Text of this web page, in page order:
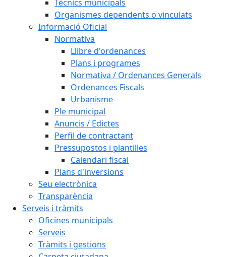
Tècnics municipals
Organismes dependents o vinculats
Informació Oficial
Normativa
Llibre d'ordenances
Plans i programes
Normativa / Ordenances Generals
Ordenances Fiscals
Urbanisme
Ple municipal
Anuncis / Edictes
Perfil de contractant
Pressupostos i plantilles
Calendari fiscal
Plans d'inversions
Seu electrònica
Transparència
Serveis i tràmits
Oficines municipals
Serveis
Tràmits i gestions